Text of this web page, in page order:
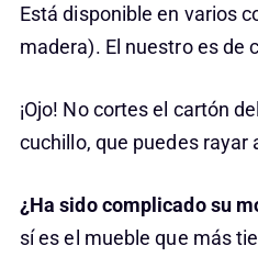
Está disponible en varios
madera). El nuestro es de
¡Ojo! No cortes el cartón
cuchillo, que puedes rayar
¿Ha sido complicado su
sí es el mueble que más